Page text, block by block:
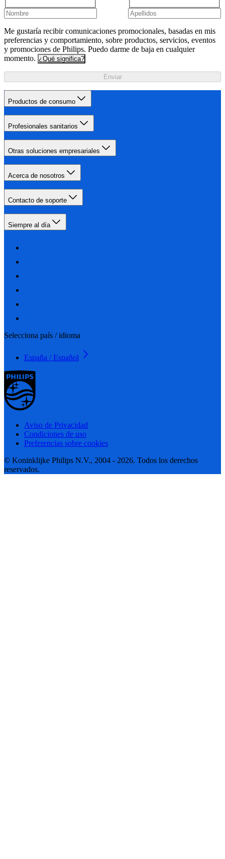
Me gustaría recibir comunicaciones promocionales, basadas en mis
preferencias y comportamiento, sobre productos, servicios, eventos
y promociones de Philips. Puedo darme de baja en cualquier
momento. ¿Qué significa?
Enviar
Productos de consumo
Profesionales sanitarios
Otras soluciones empresariales
Acerca de nosotros
Contacto de soporte
Siempre al día
Selecciona país / idioma
España / Español
Aviso de Privacidad
Condiciones de uso
Preferencias sobre cookies
© Koninklijke Philips N.V., 2004 - 2026. Todos los derechos
reservados.